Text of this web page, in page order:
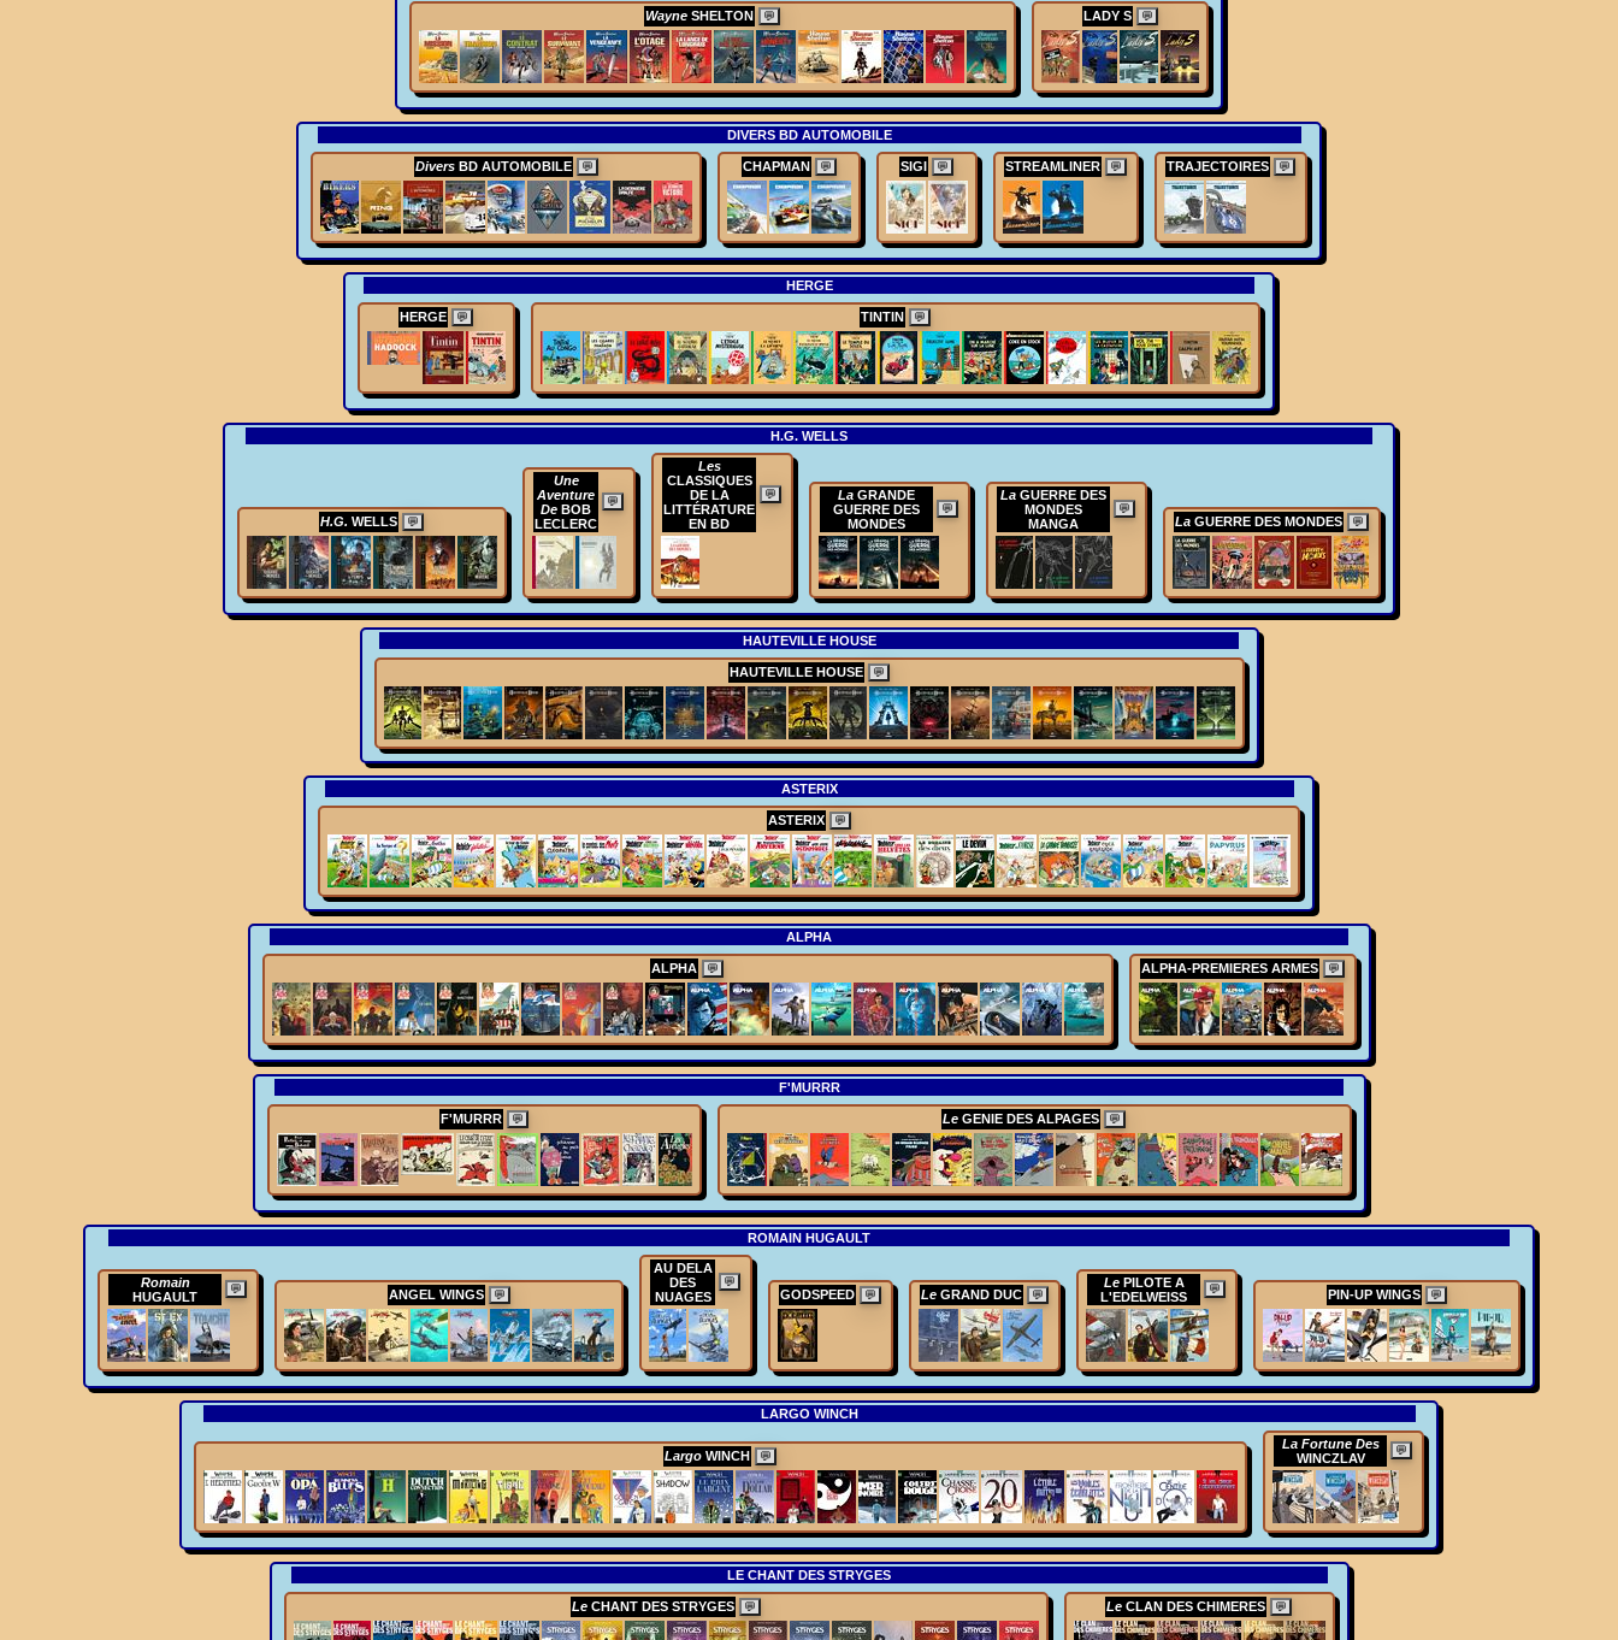
Wayne SHELTON 💬 LADY S 💬
DIVERS BD AUTOMOBILE
DiversBD AUTOMOBILE 💬 CHAPMAN 💬 SIGI 💬 STREAMLINER 💬 TRAJECTOIRES 💬
HERGE
HERGE 💬 TINTIN 💬
H.G. WELLS
H.G. WELLS 💬
Une
Aventure
De BOB
LECLERC
💬
Les
CLASSIQUES
DE LA
LITTÉRATURE
EN BD
💬 La GRANDE
GUERRE DES
MONDES
💬
La GUERRE DES
MONDES
MANGA
💬
La GUERRE DES MONDES 💬
HAUTEVILLE HOUSE
HAUTEVILLE HOUSE 💬
ASTERIX
ASTERIX 💬
ALPHA
ALPHA 💬 ALPHA-PREMIERES ARMES 💬
F'MURRR
F'MURRR 💬 Le GENIE DES ALPAGES 💬
ROMAIN HUGAULT
Romain
HUGAULT
💬 ANGEL WINGS 💬
AU DELA
DES
NUAGES
💬
GODSPEED 💬 Le GRAND DUC 💬
LePILOTE A
L'EDELWEISS
💬 PIN-UP WINGS 💬
LARGO WINCH
Largo WINCH 💬
La Fortune Des
WINCZLAV
💬
LE CHANT DES STRYGES
LeCHANT DES STRYGES 💬 Le CLAN DES CHIMERES 💬